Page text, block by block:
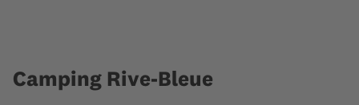
Camping Rive-Bleue